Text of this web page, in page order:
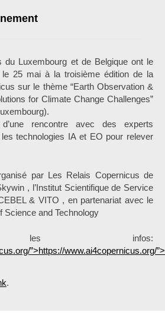
du Luxembourg et de Belgique ont le
25 mai à la troisième édition de la
sur le thème “Earth Observation &
for Climate Change Challenges”
rencontre avec des experts
technologies IA et EO pour relever
par Les Relais Copernicus de
, l’Institut Scientifique de Service
& VITO , en partenariat avec le
Science and Technology
les infos:
”>https://www.ai4copernicus.org/
.